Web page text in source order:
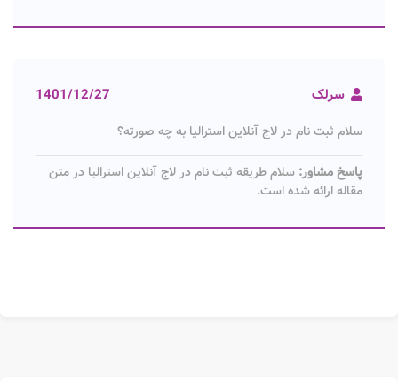
سرلک 1401/12/27
سلام ثبت نام در لاج آنلاین استرالیا به چه صورته؟
پاسخ مشاور: سلام طریقه ثبت نام در لاج آنلاین استرالیا در متن
مقاله ارائه شده است.